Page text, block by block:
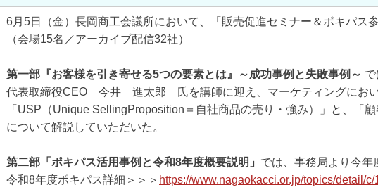
6月5日（金）長岡商工会議所において、「販売促進セミナー＆ポキパス
（会場15名／アーカイブ配信32社）
第一部『お客様を引き寄せる5つの要素とは』～成功事例と失敗事例～
代表取締役CEO 今井 進太郎 氏を講師に迎え、マーケティングにおい
「USP（Unique SellingProposition＝自社商品の売り・強み）」と、「
について解説していただいた。
第二部「ポキパス活用事例と令和8年度概要説明」 では、事務局より今年
令和8年度ポキパス詳細＞＞＞ https://www.nagaokacci.or.jp/topics/detail/c/